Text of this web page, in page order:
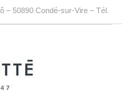
– 50890 Condé-sur-Vire – Tél.